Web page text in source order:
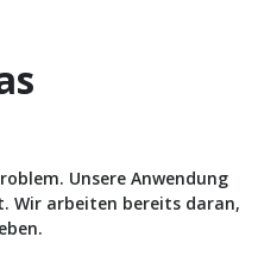
Unsere Anwendung
arbeiten bereits daran,